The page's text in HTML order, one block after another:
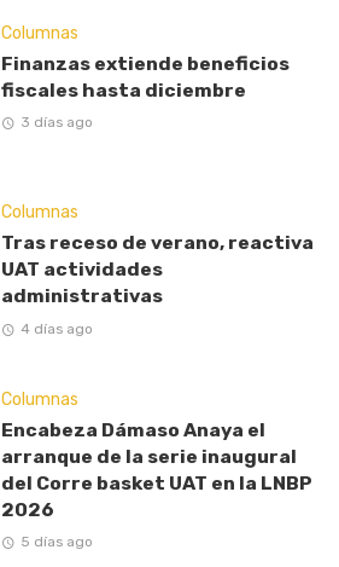
Columnas
Finanzas extiende beneficios
fiscales hasta diciembre
3 días ago
Columnas
Tras receso de verano, reactiva
UAT actividades
administrativas
4 días ago
Columnas
Encabeza Dámaso Anaya el
arranque de la serie inaugural
del Corre basket UAT en la LNBP
2026
5 días ago